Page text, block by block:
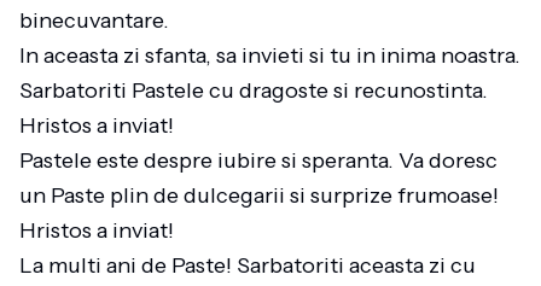
binecuvantare.
In aceasta zi sfanta, sa invieti si tu in inima noastra.
Sarbatoriti Pastele cu dragoste si recunostinta.
Hristos a inviat!
Pastele este despre iubire si speranta. Va doresc
un Paste plin de dulcegarii si surprize frumoase!
Hristos a inviat!
La multi ani de Paste! Sarbatoriti aceasta zi cu